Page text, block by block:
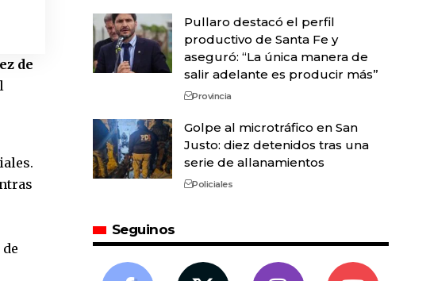
de
Pullaro destacó el perfil
productivo de Santa Fe y
aseguró: “La única manera de
salir adelante es producir más”
Provincia
Golpe al microtráfico en San
Justo: diez detenidos tras una
serie de allanamientos
Policiales
Seguinos